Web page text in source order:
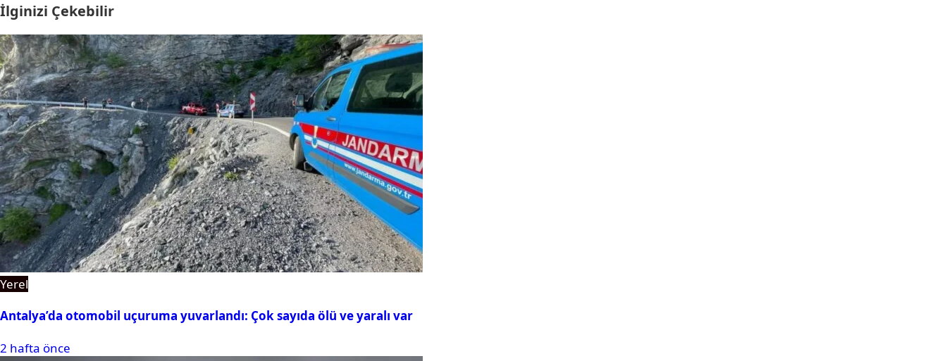
İlginizi Çekebilir
Yerel
Antalya’da otomobil uçuruma yuvarlandı: Çok sayıda ölü ve yaralı var
2 hafta önce